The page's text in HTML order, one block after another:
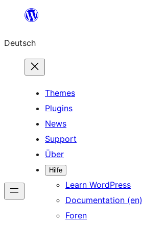
springen
Deutsch
Themes
Plugins
News
Support
Über
Hilfe
Learn WordPress
Documentation (en)
Foren